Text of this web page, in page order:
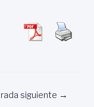
siguiente →